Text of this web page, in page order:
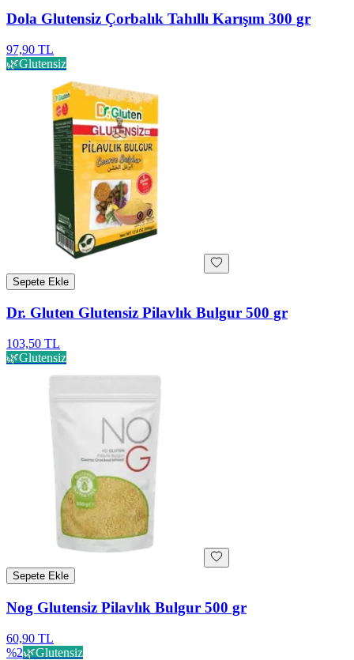
Dola Glutensiz Çorbalık Tahıllı Karışım 300 gr
97,90 TL
🌿Glutensiz
Sepete Ekle
Dr. Gluten Glutensiz Pilavlık Bulgur 500 gr
103,50 TL
🌿Glutensiz
Sepete Ekle
Nog Glutensiz Pilavlık Bulgur 500 gr
60,90 TL
%2🌿Glutensiz